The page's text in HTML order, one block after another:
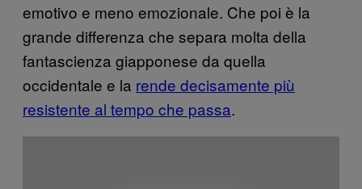
emotivo e meno emozionale. Che poi è la
grande differenza che separa molta della
fantascienza giapponese da quella
occidentale e la rende decisamente più
resistente al tempo che passa.